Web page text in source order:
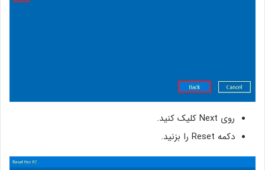
روی Next کلیک کنید.
دکمه‌ Reset را بزنید.